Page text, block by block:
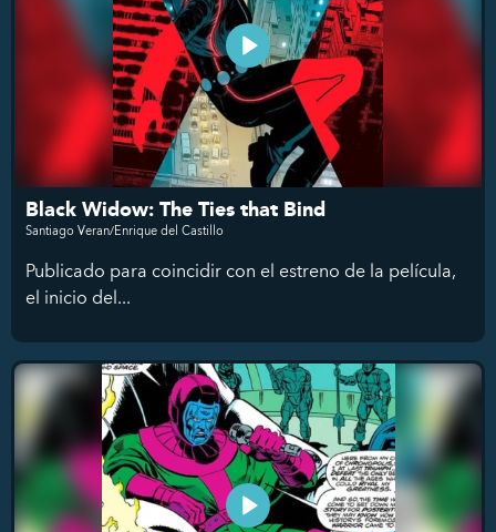
Black Widow: The Ties that Bind
Santiago Veran/Enrique del Castillo
Publicado para coincidir con el estreno de la película,
el inicio del...